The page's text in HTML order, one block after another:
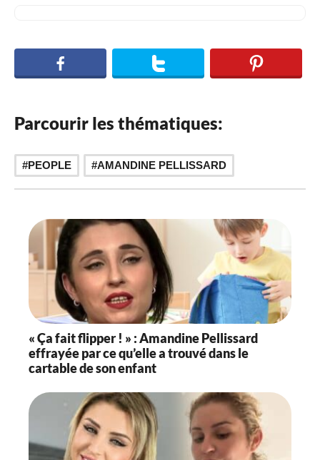
Parcourir les thématiques:
PEOPLE AMANDINE PELLISSARD
« Ça fait flipper ! » : Amandine Pellissard
effrayée par ce qu’elle a trouvé dans le
cartable de son enfant